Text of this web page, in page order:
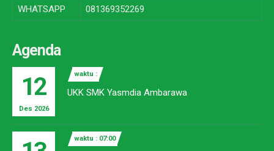
WHATSAPP 081369352269
Agenda
12
Des 2026
waktu :
UKK SMK Yasmdia Ambarawa
waktu : 07:00